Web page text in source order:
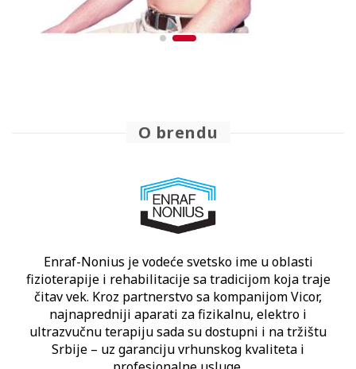
O brendu
Enraf-Nonius je vodeće svetsko ime u oblasti
fizioterapije i rehabilitacije sa tradicijom koja traje
čitav vek. Kroz partnerstvo sa kompanijom Vicor,
najnapredniji aparati za fizikalnu, elektro i
ultrazvučnu terapiju sada su dostupni i na tržištu
Srbije – uz garanciju vrhunskog kvaliteta i